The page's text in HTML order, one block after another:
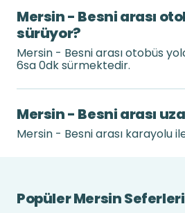
Mersin - Besni arası
sürüyor?
Mersin - Besni arası otobüs
6sa 0dk sürmektedir.
Mersin - Besni arası
Mersin - Besni arası karayolu
Popüler Mersin Seferleri